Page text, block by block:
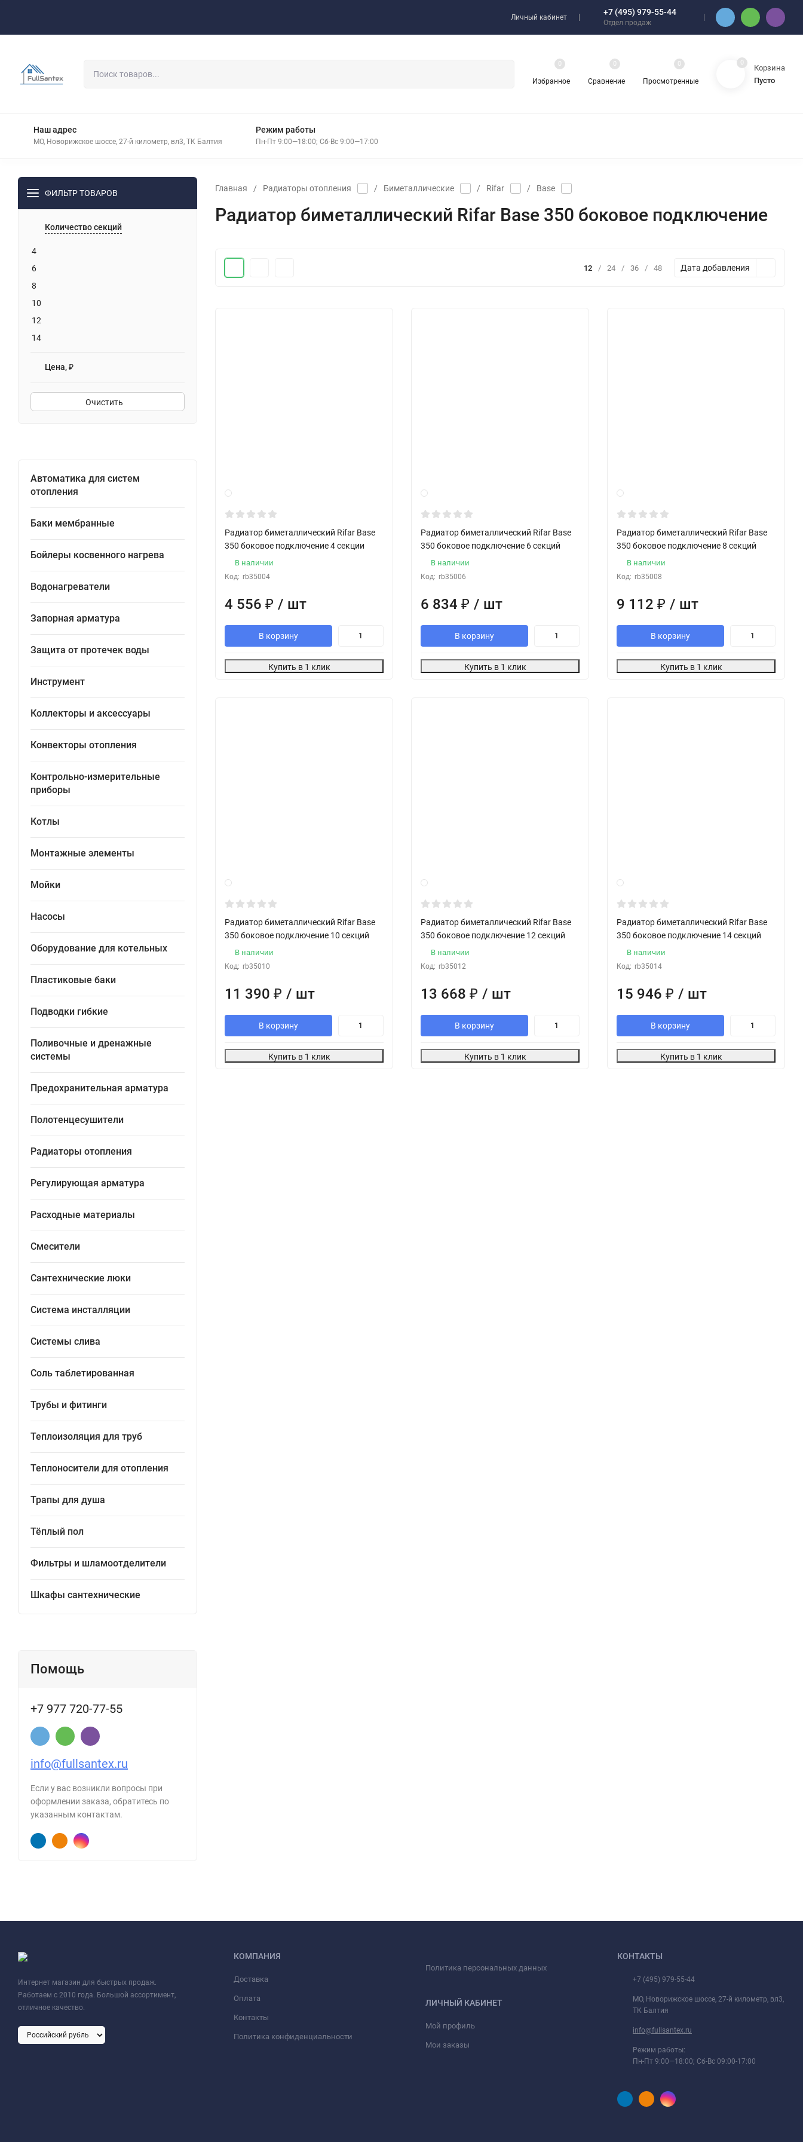
Личный кабинет
+7 (495) 979-55-44
Отдел продаж
Избранное
0
Сравнение
0
Просмотренные
0 0
Корзина
Пусто
Наш адрес
МО, Новорижское шоссе, 27-й километр, вл3, ТК Балтия
Режим работы
Пн-Пт 9:00—18:00; Сб-Вс 9:00—17:00
ФИЛЬТР ТОВАРОВ
Количество секций
4
6
8
10
12
14
Цена, ₽
Очистить
Автоматика для систем
отопления
Баки мембранные
Бойлеры косвенного нагрева
Водонагреватели
Запорная арматура
Защита от протечек воды
Инструмент
Коллекторы и аксессуары
Конвекторы отопления
Контрольно-измерительные
приборы
Котлы
Монтажные элементы
Мойки
Насосы
Оборудование для котельных
Пластиковые баки
Подводки гибкие
Поливочные и дренажные
системы
Предохранительная арматура
Полотенцесушители
Радиаторы отопления
Регулирующая арматура
Расходные материалы
Смесители
Сантехнические люки
Система инсталляции
Системы слива
Соль таблетированная
Трубы и фитинги
Теплоизоляция для труб
Теплоносители для отопления
Трапы для душа
Тёплый пол
Фильтры и шламоотделители
Шкафы сантехнические
Помощь
+7 977 720-77-55
info@fullsantex.ru
Если у вас возникли вопросы при
оформлении заказа, обратитесь по
указанным контактам.
Главная / Радиаторы отопления / Биметаллические / Rifar / Base
Радиатор биметаллический Rifar Base 350 боковое подключение
12 / 24 / 36 / 48 Дата добавления
Радиатор биметаллический Rifar Base
350 боковое подключение 4 секции
В наличии
Код: rb35004
4 556 ₽ / шт
В корзину
Купить в 1 клик
Радиатор биметаллический Rifar Base
350 боковое подключение 6 секций
В наличии
Код: rb35006
6 834 ₽ / шт
В корзину
Купить в 1 клик
Радиатор биметаллический Rifar Base
350 боковое подключение 8 секций
В наличии
Код: rb35008
9 112 ₽ / шт
В корзину
Купить в 1 клик
Радиатор биметаллический Rifar Base
350 боковое подключение 10 секций
В наличии
Код: rb35010
11 390 ₽ / шт
В корзину
Купить в 1 клик
Радиатор биметаллический Rifar Base
350 боковое подключение 12 секций
В наличии
Код: rb35012
13 668 ₽ / шт
В корзину
Купить в 1 клик
Радиатор биметаллический Rifar Base
350 боковое подключение 14 секций
В наличии
Код: rb35014
15 946 ₽ / шт
В корзину
Купить в 1 клик
Интернет магазин для быстрых продаж.
Работаем с 2010 года. Большой ассортимент,
отличное качество.
КОМПАНИЯ
Доставка
Оплата
Контакты
Политика конфиденциальности
Политика персональных данных
ЛИЧНЫЙ КАБИНЕТ
Мой профиль
Мои заказы
КОНТАКТЫ
+7 (495) 979-55-44
МО, Новорижское шоссе, 27-й километр, вл3,
ТК Балтия
info@fullsantex.ru
Режим работы:
Пн-Пт 9:00—18:00; Сб-Вс 09:00-17:00